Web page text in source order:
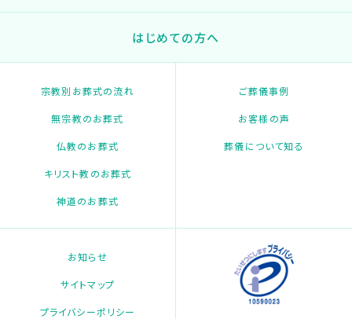
はじめての方へ
宗教別お葬式の流れ
無宗教のお葬式
仏教のお葬式
キリスト教のお葬式
神道のお葬式
ご葬儀事例
お客様の声
葬儀について知る
お知らせ
サイトマップ
プライバシーポリシー